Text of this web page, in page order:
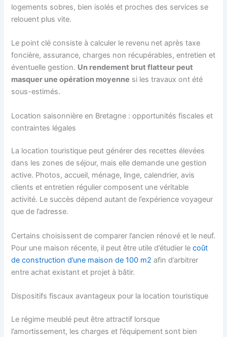
logements sobres, bien isolés et proches des services se
relouent plus vite.
Le point clé consiste à calculer le revenu net après taxe
foncière, assurance, charges non récupérables, entretien et
éventuelle gestion. Un rendement brut flatteur peut
masquer une opération moyenne si les travaux ont été
sous-estimés.
Location saisonnière en Bretagne : opportunités fiscales et
contraintes légales
La location touristique peut générer des recettes élevées
dans les zones de séjour, mais elle demande une gestion
active. Photos, accueil, ménage, linge, calendrier, avis
clients et entretien régulier composent une véritable
activité. Le succès dépend autant de l’expérience voyageur
que de l’adresse.
Certains choisissent de comparer l’ancien rénové et le neuf.
Pour une maison récente, il peut être utile d’étudier lecoût
de construction d’une maison de 100 m2 afin d’arbitrer
entre achat existant et projet à bâtir.
Dispositifs fiscaux avantageux pour la location touristique
Le régime meublé peut être attractif lorsque
l’amortissement, les charges et l’équipement sont bien